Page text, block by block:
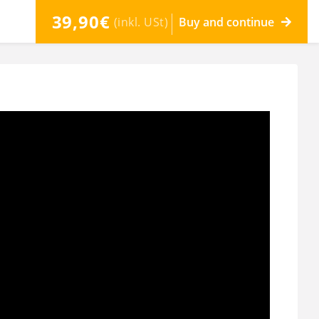
39,90€ (inkl. USt) Buy and continue